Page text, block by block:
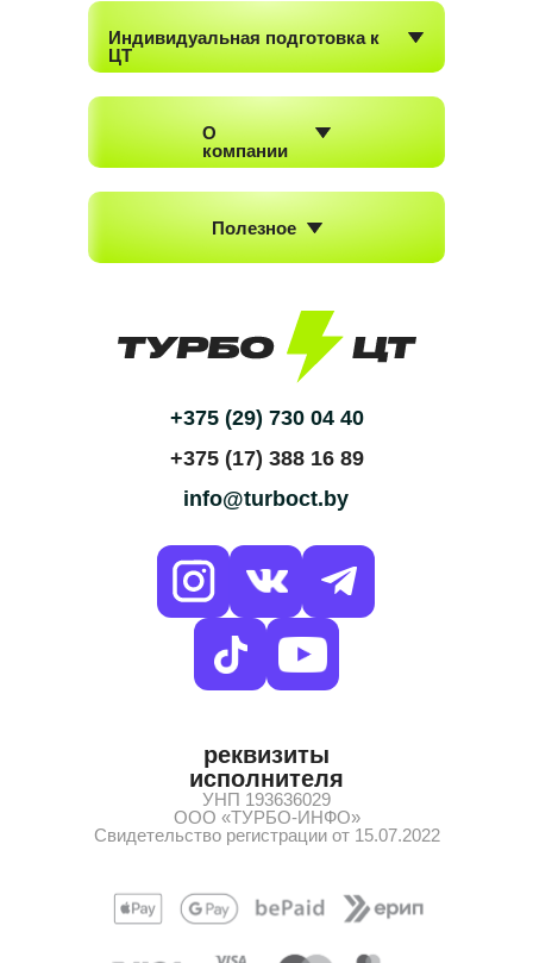
реквизиты
исполнителя
УНП 193636029
ООО «ТУРБО-ИНФО»
Свидетельство регистрации от 15.07.2022
Индивидуальная подготовка к
ЦТ
О
компании
Полезное
+375 (29) 730 04 40
+375 (17) 388 16 89
info@turboct.by